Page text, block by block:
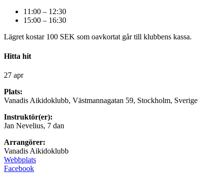
11:00 – 12:30
15:00 – 16:30
Lägret kostar 100 SEK som oavkortat går till klubbens kassa.
Hitta hit
27 apr
Plats:
Vanadis Aikidoklubb, Västmannagatan 59, Stockholm, Sverige
Instruktör(er):
Jan Nevelius, 7 dan
Arrangörer:
Vanadis Aikidoklubb
Webbplats
Facebook